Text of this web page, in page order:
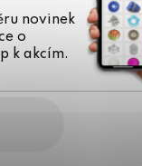
novinek
o
k akcím.